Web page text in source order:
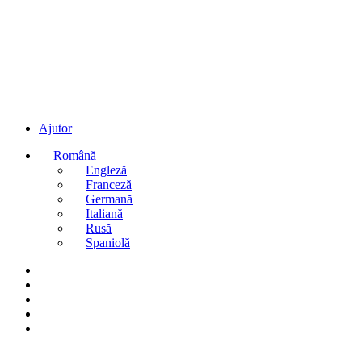
Ajutor
Română
Engleză
Franceză
Germană
Italiană
Rusă
Spaniolă